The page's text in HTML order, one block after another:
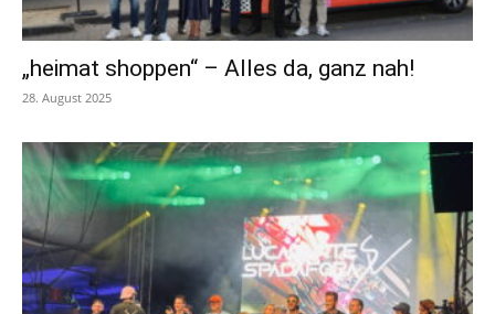
„heimat shoppen“ – Alles da, ganz nah!
28. August 2025